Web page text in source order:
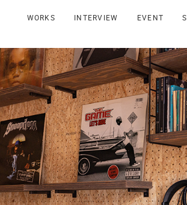
WORKS INTERVIEW EVENT